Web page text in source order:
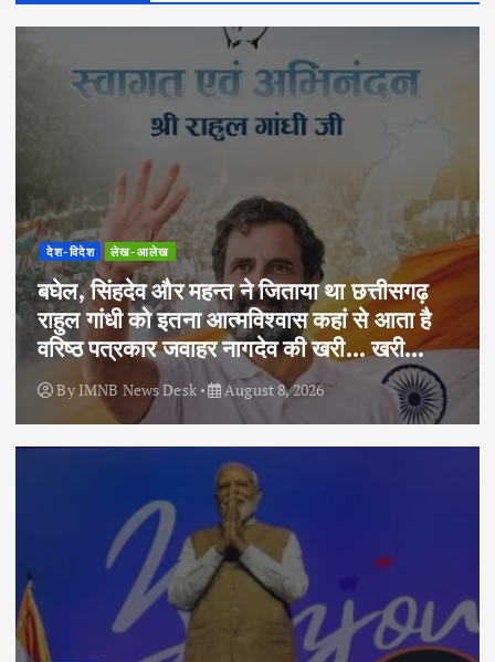
देश-विदेश लेख-आलेख
बघेल, सिंहदेव और महन्त ने जिताया था छत्तीसगढ़
राहुल गांधी को इतना आत्मविश्वास कहां से आता है
वरिष्ठ पत्रकार जवाहर नागदेव की खरी… खरी…
By IMNB News Desk August 8, 2026